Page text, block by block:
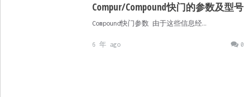
Compur/Compound快门的参数及型号
Compound快门参数 由于这些信息经…
0
6 年 ago